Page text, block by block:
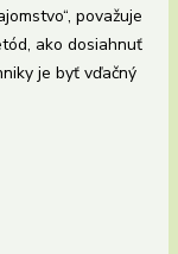
považuje
ako dosiahnuť
je byť vďačný